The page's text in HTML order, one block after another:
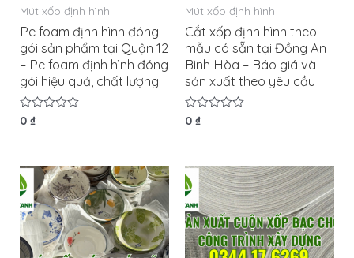
Mút xốp định hình
Pe foam định hình đóng
gói sản phẩm tại Quận 12
– Pe foam định hình đóng
gói hiệu quả, chất lượng
Được
sao
0₫
Mút xốp định hình
Cắt xốp định hình theo
mẫu có sẵn tại Đồng An
Bình Hòa – Báo giá và
sản xuất theo yêu cầu
Được
sao
0 ₫